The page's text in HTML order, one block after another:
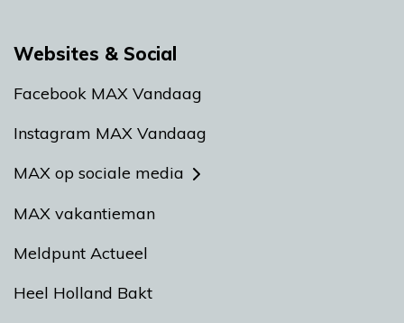
Websites & Social
Facebook MAX Vandaag
Instagram MAX Vandaag
MAX op sociale media
MAX vakantieman
Meldpunt Actueel
Heel Holland Bakt